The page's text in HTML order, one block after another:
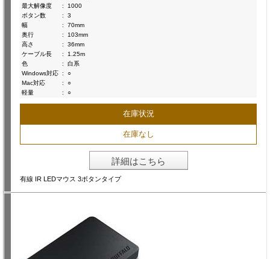
最大解像度
:
1000
ボタン数
:
3
幅
:
70mm
奥行
:
103mm
高さ
:
36mm
ケーブル長
:
1.25m
色
:
白系
Windows対応 :
○
Mac対応
:
○
軽量
: ○
在庫状況
在庫なし
詳細はこちら
有線 IR LEDマウス 3ボタンタイプ